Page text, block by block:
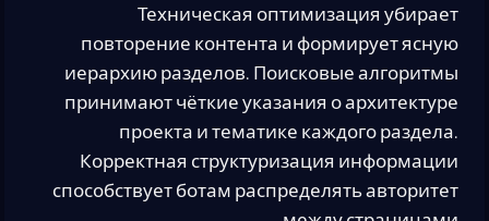
Техническая оптимизация убирает
повторение контента и формирует ясную
иерархию разделов. Поисковые алгоритмы
принимают чёткие указания о архитектуре
проекта и тематике каждого раздела.
Корректная структуризация информации
способствует ботам распределять авторитет